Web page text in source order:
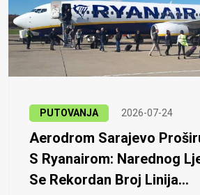
PUTOVANJA 2026-07-24
Aerodrom Sarajevo
S Ryanairom: Narednog
Se Rekordan Broj Linija...